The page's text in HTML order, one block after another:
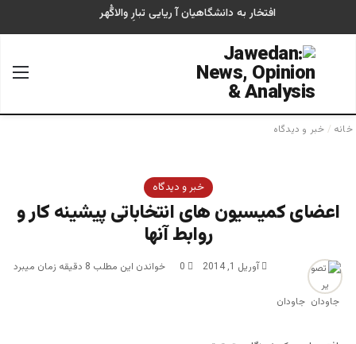
افتخار به دانشگاهیان آ ریایی تبارِ والاگُهر
جستجو برای
خانه / خبر و دیدگاه
خبر و دیدگاه
اعضای کمیسیون های انتخاباتی پيشينه کار و
روابط آنها
جاودان
آوریل 1, 2014 0 خواندن این مطلب 8 دقیقه زمان میبرد